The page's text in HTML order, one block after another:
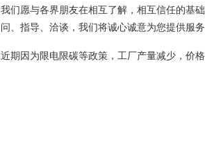
我们愿与各界朋友在相互了解，相互信任的基
问、指导、洽谈，我们将诚心诚意为您提供服
近期因为限电限碳等政策，工厂产量减少，价